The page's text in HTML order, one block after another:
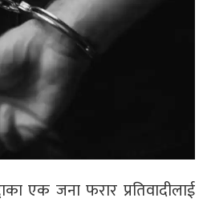
एक जना फरार प्रतिवादीलाई